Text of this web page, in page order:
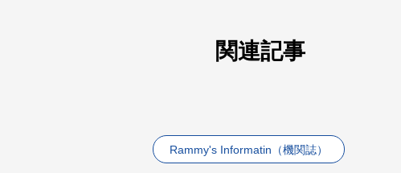
関連記事
Rammy's Informatin（機関誌）